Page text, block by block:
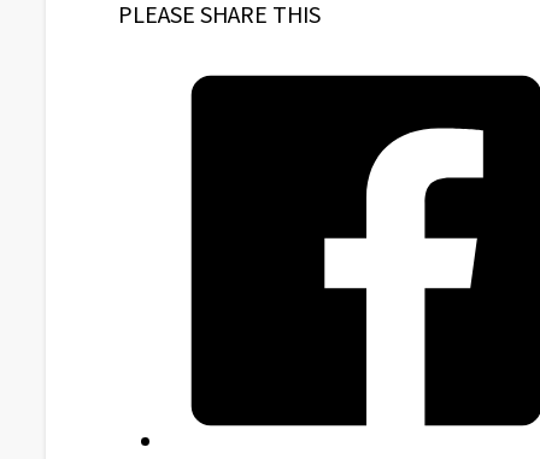
PLEASE SHARE THIS